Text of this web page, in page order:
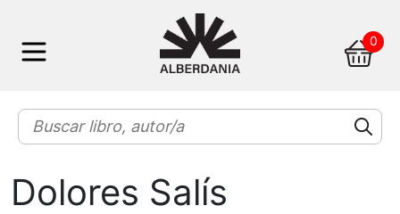
0
Dolores Salís